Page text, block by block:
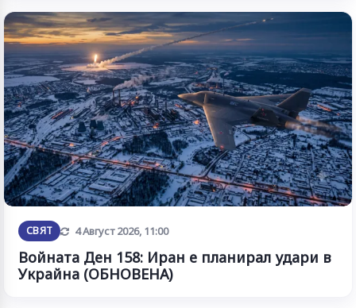
СВЯТ Обновена
4 Август 2026, 11:00
Войната Ден 158: Иран е планирал удари в
Украйна (ОБНОВЕНА)